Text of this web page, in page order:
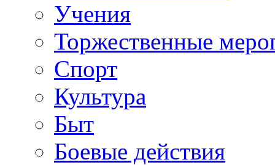
Учения
Торжественные
Спорт
Культура
Быт
Боевые действия